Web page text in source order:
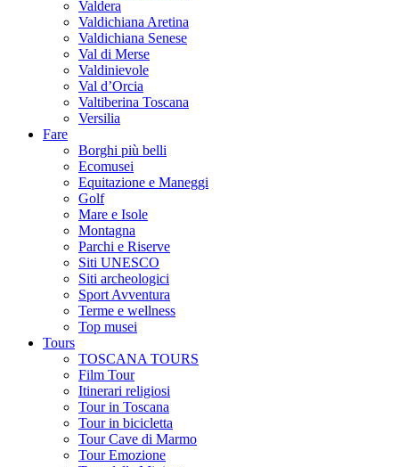
Valdera
Valdichiana Aretina
Valdichiana Senese
Val di Merse
Valdinievole
Val d’Orcia
Valtiberina Toscana
Versilia
Fare
Borghi più belli
Ecomusei
Equitazione e Maneggi
Golf
Mare e Isole
Montagna
Parchi e Riserve
Siti UNESCO
Siti archeologici
Sport Avventura
Terme e wellness
Top musei
Tours
TOSCANA TOURS
Film Tour
Itinerari religiosi
Tour in Toscana
Tour in bicicletta
Tour Cave di Marmo
Tour Emozione